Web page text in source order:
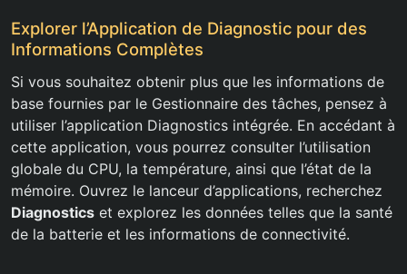
Explorer l’Application de Diagnostic pour des
Informations Complètes
Si vous souhaitez obtenir plus que les informations de
base fournies par le Gestionnaire des tâches, pensez à
utiliser l’application Diagnostics intégrée. En accédant à
cette application, vous pourrez consulter l’utilisation
globale du CPU, la température, ainsi que l’état de la
mémoire. Ouvrez le lanceur d’applications, recherchez
Diagnostics et explorez les données telles que la santé
de la batterie et les informations de connectivité.